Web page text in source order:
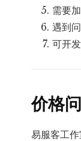
需要
遇到
可开
价格
易服客工